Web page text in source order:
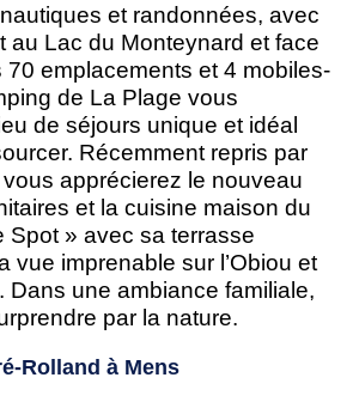
et randonnées, avec
au Lac du Monteynard et face
70 emplacements et 4 mobiles-
de La Plage vous
de séjours unique et idéal
Récemment repris par
apprécierez le nouveau
et la cuisine maison du
Spot » avec sa terrasse
vue imprenable sur l’Obiou et
Dans une ambiance familiale,
par la nature.
Rolland à Mens